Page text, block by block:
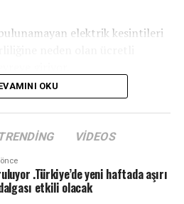
elektrik kesintileri
OKU
TRENDING VIDEOS
.Türkiye’de yeni haftada aşırı
etkili olacak